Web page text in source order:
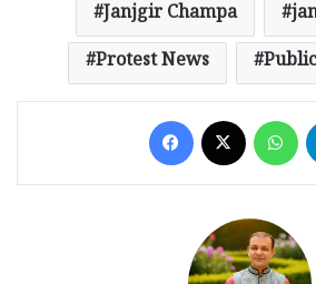
Janjgir Champa
Protest News
Facebook